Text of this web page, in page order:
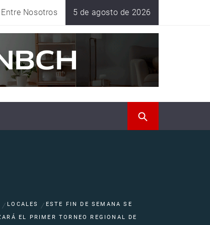
Entre Nosotros 5 de agosto de 2026
LOCALES
ESTE FIN DE SEMANA SE
EL PRIMER TORNEO REGIONAL DE